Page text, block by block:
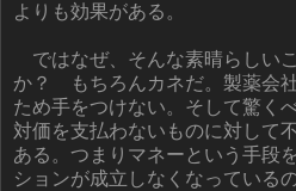
よりも効果がある。
ではなぜ、そんな素晴らしい
か？ もちろんカネだ。製薬会
ため手をつけない。そして驚く
対価を支払わないものに対して
ある。つまりマネーという手段
ションが成立しなくなっている